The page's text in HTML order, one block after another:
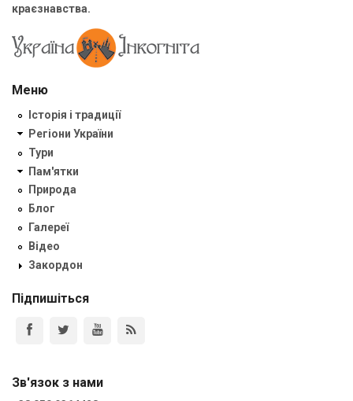
краєзнавства.
Меню
Історія і традиції
Регіони України
Тури
Пам'ятки
Природа
Блог
Галереї
Відео
Закордон
Підпишіться
Зв'язок з нами